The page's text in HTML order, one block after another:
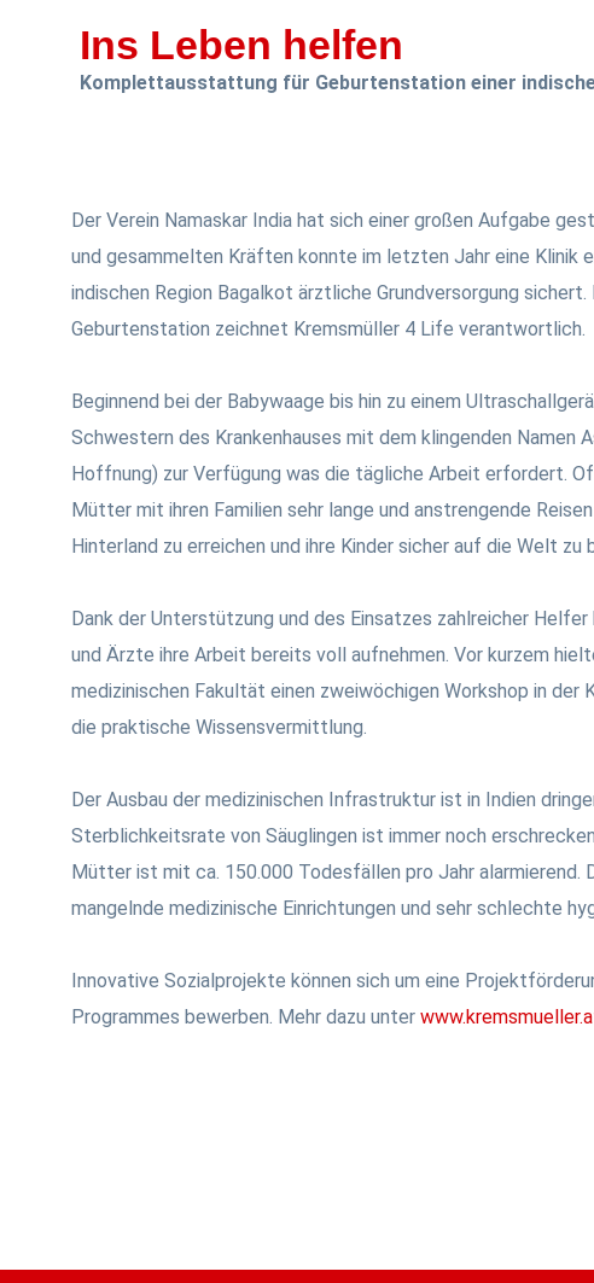
Ins Leben helfen
Komplettausstattung für Geburtenstation einer
Der Verein Namaskar India hat sich einer großen Aufgabe
und gesammelten Kräften konnte im letzten Jahr eine Klinik
indischen Region Bagalkot ärztliche Grundversorgung sichert.
Geburtenstation zeichnet Kremsmüller 4 Life verantwortlich.
Beginnend bei der Babywaage bis hin zu einem
Schwestern des Krankenhauses mit dem klingenden Namen
Hoffnung) zur Verfügung was die tägliche Arbeit erfordert.
Mütter mit ihren Familien sehr lange und anstrengende
Hinterland zu erreichen und ihre Kinder sicher auf die Welt zu
Dank der Unterstützung und des Einsatzes zahlreicher
und Ärzte ihre Arbeit bereits voll aufnehmen. Vor kurzem
medizinischen Fakultät einen zweiwöchigen Workshop in der
die praktische Wissensvermittlung.
Der Ausbau der medizinischen Infrastruktur ist in Indien
Sterblichkeitsrate von Säuglingen ist immer noch
Mütter ist mit ca. 150.000 Todesfällen pro Jahr alarmierend.
mangelnde medizinische Einrichtungen und sehr schlechte
Innovative Sozialprojekte können sich um eine
Programmes bewerben. Mehr dazu unter